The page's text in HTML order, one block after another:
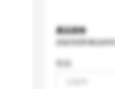
產品規格